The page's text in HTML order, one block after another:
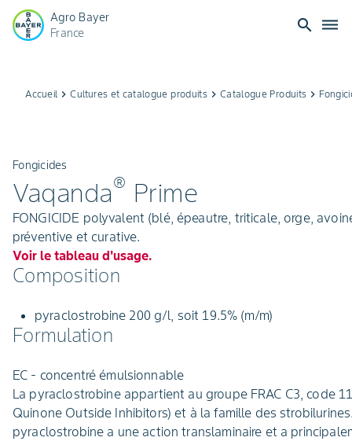
Agro Bayer
France
search dehaze
Accueil keyboard_arrow_rightCultures et catalogue produitskeyboard_arrow_right Catalogue Produits keyboard_arrow_right
Fongicides
Vaqanda® Prime
FONGICIDE polyvalent (blé, épeautre, triticale, orge,
préventive et curative.
Voir le tableau d'usage.
Composition
pyraclostrobine 200 g/l, soit 19.5% (m/m)
Formulation
EC - concentré émulsionnable
La pyraclostrobine appartient au groupe FRAC C3, code
Quinone Outside Inhibitors) et à la famille des
pyraclostrobine a une action translaminaire et a